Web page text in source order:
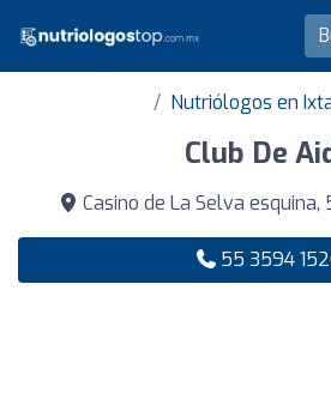
Nutriólogos en
Club De
Casino de La Selva
55 3594